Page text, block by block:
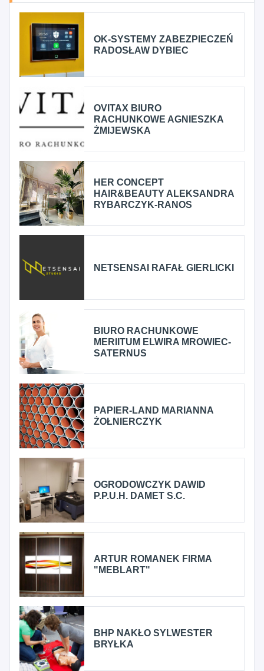
OK-SYSTEMY ZABEZPIECZEŃ
RADOSŁAW DYBIEC
OVITAX BIURO
RACHUNKOWE AGNIESZKA
ŻMIJEWSKA
HER CONCEPT
HAIR&BEAUTY ALEKSANDRA
RYBARCZYK-RANOS
NETSENSAI RAFAŁ GIERLICKI
BIURO RACHUNKOWE
MERIITUM ELWIRA MROWIEC-
SATERNUS
PAPIER-LAND MARIANNA
ŻOŁNIERCZYK
OGRODOWCZYK DAWID
P.P.U.H. DAMET S.C.
ARTUR ROMANEK FIRMA
"MEBLART"
BHP NAKŁO SYLWESTER
BRYŁKA